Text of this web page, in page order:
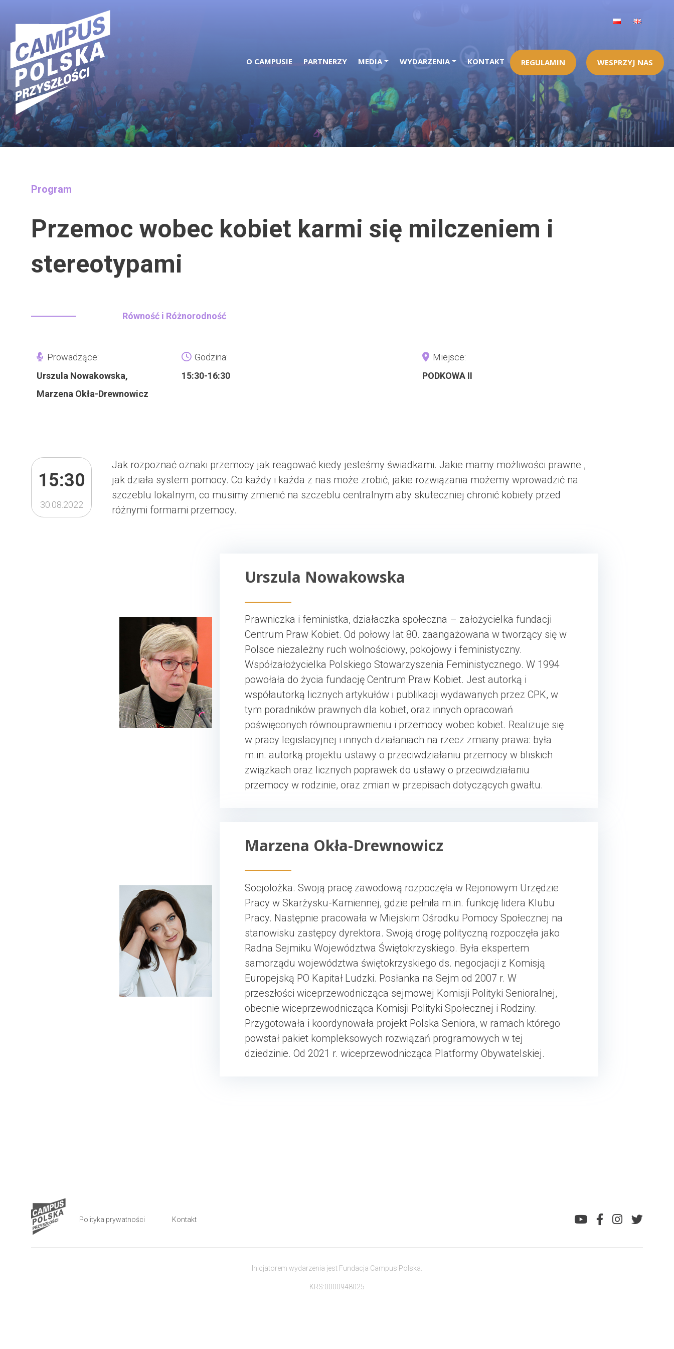
Main Navigation
O CAMPUSIE PARTNERZY MEDIA WYDARZENIA KONTAKT REGULAMIN WESPRZYJ NAS
Program
Przemoc wobec kobiet karmi się milczeniem i
stereotypami
Równość i Różnorodność
Prowadzące:
Urszula Nowakowska,
Marzena Okła-Drewnowicz
Godzina:
15:30-16:30
Miejsce:
PODKOWA II
15:30
30.08.2022
Jak rozpoznać oznaki przemocy jak reagować kiedy jesteśmy świadkami. Jakie mamy możliwości prawne ,
jak działa system pomocy. Co każdy i każda z nas może zrobić, jakie rozwiązania możemy wprowadzić na
szczeblu lokalnym, co musimy zmienić na szczeblu centralnym aby skuteczniej chronić kobiety przed
różnymi formami przemocy.
Urszula Nowakowska
Prawniczka i feministka, działaczka społeczna – założycielka fundacji
Centrum Praw Kobiet. Od połowy lat 80. zaangażowana w tworzący się w
Polsce niezależny ruch wolnościowy, pokojowy i feministyczny.
Współzałożycielka Polskiego Stowarzyszenia Feministycznego. W 1994
powołała do życia fundację Centrum Praw Kobiet. Jest autorką i
współautorką licznych artykułów i publikacji wydawanych przez CPK, w
tym poradników prawnych dla kobiet, oraz innych opracowań
poświęconych równouprawnieniu i przemocy wobec kobiet. Realizuje się
w pracy legislacyjnej i innych działaniach na rzecz zmiany prawa: była
m.in. autorką projektu ustawy o przeciwdziałaniu przemocy w bliskich
związkach oraz licznych poprawek do ustawy o przeciwdziałaniu
przemocy w rodzinie, oraz zmian w przepisach dotyczących gwałtu.
Marzena Okła-Drewnowicz
Socjolożka. Swoją pracę zawodową rozpoczęła w Rejonowym Urzędzie
Pracy w Skarżysku-Kamiennej, gdzie pełniła m.in. funkcję lidera Klubu
Pracy. Następnie pracowała w Miejskim Ośrodku Pomocy Społecznej na
stanowisku zastępcy dyrektora. Swoją drogę polityczną rozpoczęła jako
Radna Sejmiku Województwa Świętokrzyskiego. Była ekspertem
samorządu województwa świętokrzyskiego ds. negocjacji z Komisją
Europejską PO Kapitał Ludzki. Posłanka na Sejm od 2007 r. W
przeszłości wiceprzewodnicząca sejmowej Komisji Polityki Senioralnej,
obecnie wiceprzewodnicząca Komisji Polityki Społecznej i Rodziny.
Przygotowała i koordynowała projekt Polska Seniora, w ramach którego
powstał pakiet kompleksowych rozwiązań programowych w tej
dziedzinie. Od 2021 r. wiceprzewodnicząca Platformy Obywatelskiej.
Polityka prywatności Kontakt
Inicjatorem wydarzenia jest Fundacja Campus Polska.
KRS:0000948025